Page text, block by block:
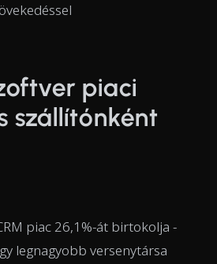
piaci
szállítónként
piac 26,1%-át birtokolja -
legnagyobb versenytársa